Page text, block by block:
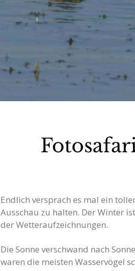
Endlich versprach es mal ein
Ausschau zu halten. Der Winter
der Wetteraufzeichnungen.
Die Sonne verschwand nach
waren die meisten Wasservögel